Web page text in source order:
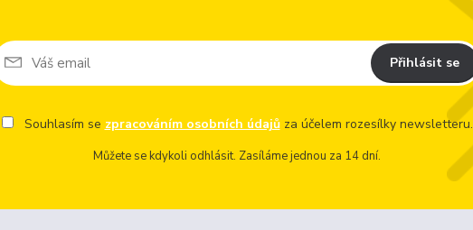
Přihlásit se
Souhlasím se zpracováním osobních údajůza účelem rozesílky newsletteru.
Můžete se kdykoli odhlásit. Zasíláme jednou za 14 dní.